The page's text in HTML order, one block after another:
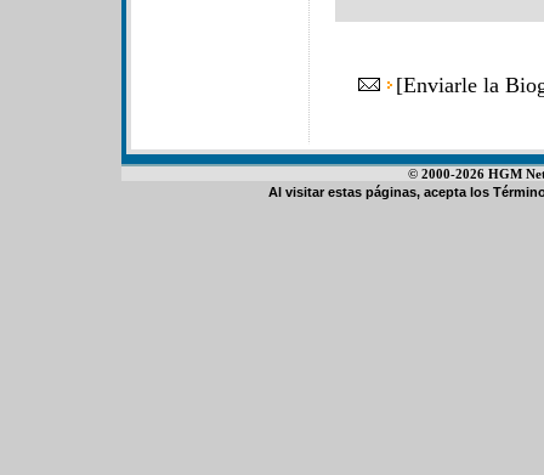
[Enviarle la
© 2000-2026 HGM
Al visitar estas páginas, acepta los